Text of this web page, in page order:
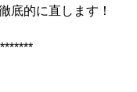
底的に直します！